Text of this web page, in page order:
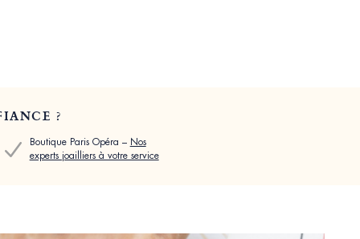
?
Boutique Paris Opéra – Nos
experts joailliers à votre service